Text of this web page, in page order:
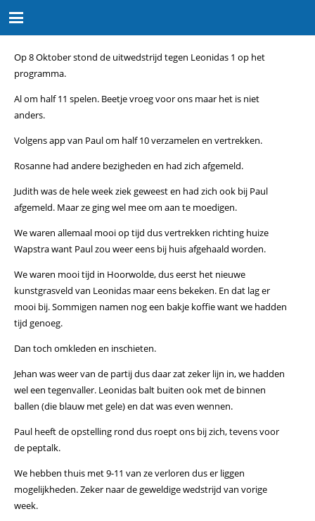
Op 8 Oktober stond de uitwedstrijd tegen Leonidas 1 op het
programma.
Al om half 11 spelen. Beetje vroeg voor ons maar het is niet
anders.
Volgens app van Paul om half 10 verzamelen en vertrekken.
Rosanne had andere bezigheden en had zich afgemeld.
Judith was de hele week ziek geweest en had zich ook bij Paul
afgemeld. Maar ze ging wel mee om aan te moedigen.
We waren allemaal mooi op tijd dus vertrekken richting huize
Wapstra want Paul zou weer eens bij huis afgehaald worden.
We waren mooi tijd in Hoorwolde, dus eerst het nieuwe
kunstgrasveld van Leonidas maar eens bekeken. En dat lag er
mooi bij. Sommigen namen nog een bakje koffie want we hadden
tijd genoeg.
Dan toch omkleden en inschieten.
Jehan was weer van de partij dus daar zat zeker lijn in, we hadden
wel een tegenvaller. Leonidas balt buiten ook met de binnen
ballen (die blauw met gele) en dat was even wennen.
Paul heeft de opstelling rond dus roept ons bij zich, tevens voor
de peptalk.
We hebben thuis met 9-11 van ze verloren dus er liggen
mogelijkheden. Zeker naar de geweldige wedstrijd van vorige
week.